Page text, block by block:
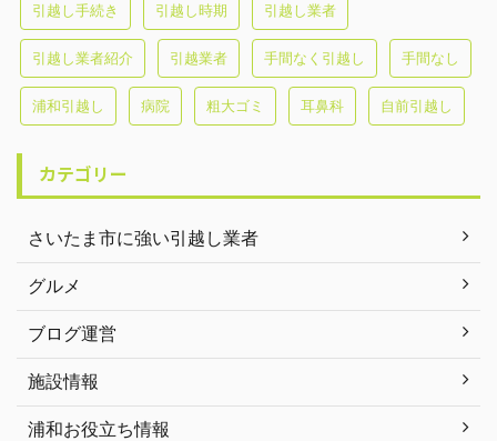
引越し手続き 引越し時期 引越し業者
引越し業者紹介 引越業者 手間なく引越し 手間なし
浦和引越し 病院 粗大ゴミ 耳鼻科 自前引越し
カテゴリー
さいたま市に強い引越し業者
グルメ
ブログ運営
施設情報
浦和お役立ち情報